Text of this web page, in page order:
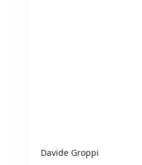
Davide Groppi